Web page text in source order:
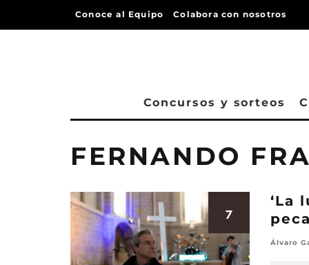
Conoce al Equipo Colabora con nosotros
Concursos y sorteos
FERNANDO
7
‘La
Álvaro